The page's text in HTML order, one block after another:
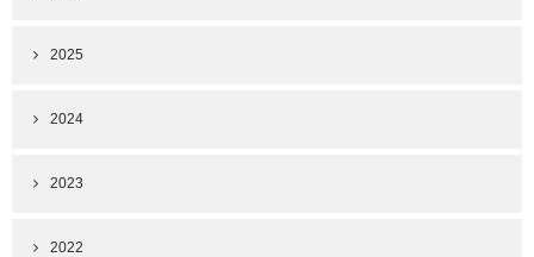
2025
2024
2023
2022